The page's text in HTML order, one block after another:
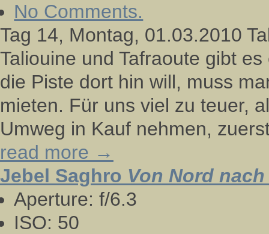
No Comments.
Tag 14, Montag, 01.03.2010
Taliouine und Tafraoute gibt
die Piste dort hin will, muss
mieten. Für uns viel zu teuer,
Umweg in Kauf nehmen,
read more →
Jebel Saghro Von Nord
Aperture: f/6.3
ISO: 50